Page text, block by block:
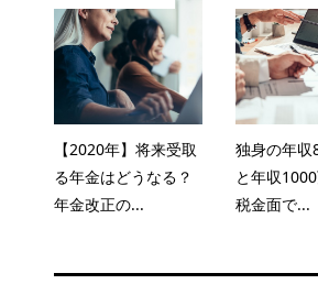
【2020年】将来受取
る年金はどうなる？
年金改正の...
独身の年収
と年収1000
税金面で...